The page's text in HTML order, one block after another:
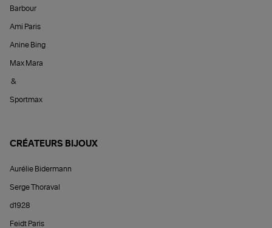
Barbour
Ami Paris
Anine Bing
Max Mara
&
Sportmax
CRÉATEURS BIJOUX
Aurélie Bidermann
Serge Thoraval
d1928
Feidt Paris